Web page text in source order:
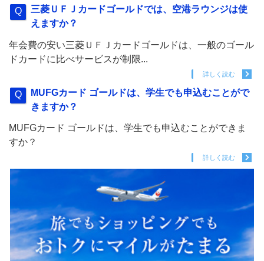
三菱ＵＦＪカードゴールドでは、空港ラウンジは使
えますか？
年会費の安い三菱ＵＦＪカードゴールドは、一般のゴール
ドカードに比べサービスが制限...
詳しく読む
MUFGカード ゴールドは、学生でも申込むことがで
きますか？
MUFGカード ゴールドは、学生でも申込むことができま
すか？
詳しく読む